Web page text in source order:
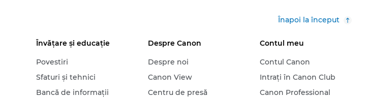
Înapoi la început
Învăţare şi educaţie
Povestiri
Sfaturi şi tehnici
Bancă de informaţii
Despre Canon
Despre noi
Canon View
Centru de presă
Contul meu
Contul Canon
Intraţi în Canon Club
Canon Professional